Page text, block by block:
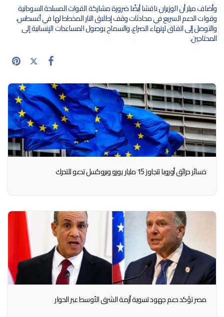
وأضاف ميلر أن الوزيران ناقشا أيضًا ضرورة مشاركة القوات المسلحة السودانية
وقوات الدعم السريع في محادثات وقف إطلاق النار المخطط لها في أغسطس،
والتوصل إلى اتفاق لإنهاء الصراع، والسماح بوصول المساعدات الإنسانية إلى
المحتاجين.
خسائر حرائق أوروبا تتجاوز 15 مليار يورو وبروكسل تدعو للتحرك
مصر تؤكد دعم جهود تسوية أزمة الشرق الأوسط عبر الحوار